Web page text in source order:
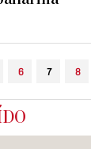
6 7 8